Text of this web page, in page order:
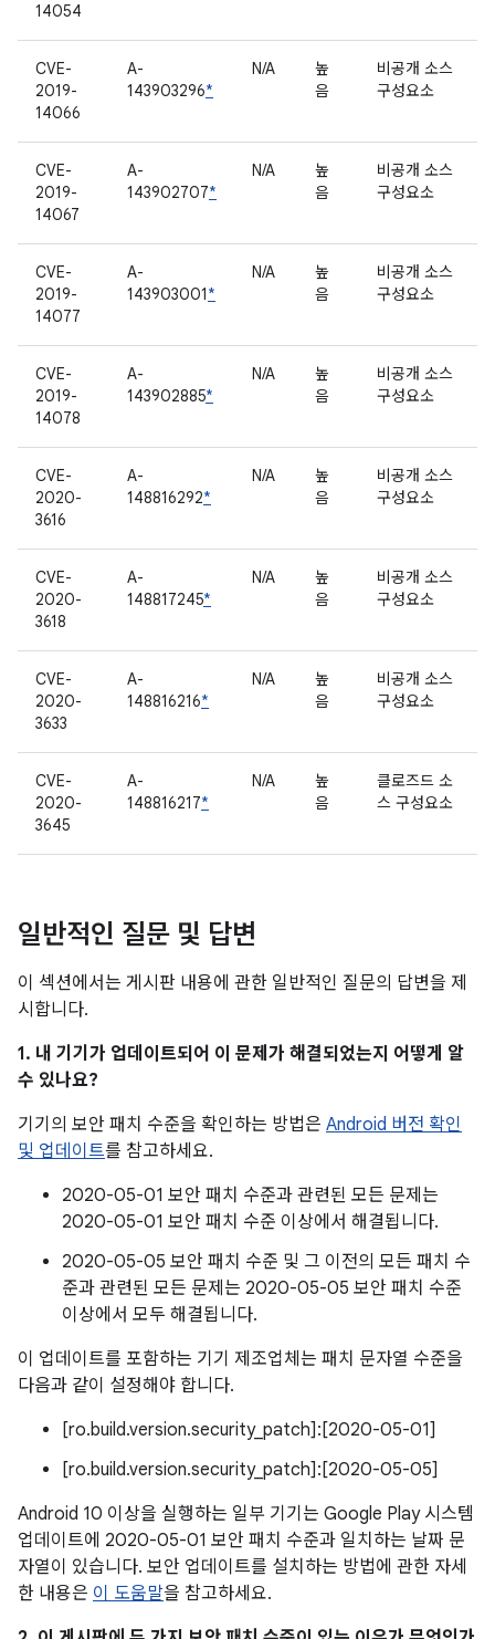
14054
CVE-
2019-
14066
A-
143903296*
N/A
높
음
비공개 소스
구성요소
CVE-
2019-
14067
A-
143902707*
N/A
높
음
비공개 소스
구성요소
CVE-
2019-
14077
A-
143903001*
N/A
높
음
비공개 소스
구성요소
CVE-
2019-
14078
A-
143902885*
N/A
높
음
비공개 소스
구성요소
CVE-
2020-
3616
A-
148816292*
N/A
높
음
비공개 소스
구성요소
CVE-
2020-
3618
A-
148817245*
N/A
높
음
비공개 소스
구성요소
CVE-
2020-
3633
A-
148816216*
N/A
높
음
비공개 소스
구성요소
CVE-
2020-
3645
A-
148816217*
N/A
높
음
클로즈드 소
스 구성요소
일반적인 질문 및 답변
이 섹션에서는 게시판 내용에 관한 일반적인 질문의 답변을 제
시합니다.
1. 내 기기가 업데이트되어 이 문제가 해결되었는지 어떻게 알
수 있나요?
기기의 보안 패치 수준을 확인하는 방법은 Android 버전 확인
및 업데이트를 참고하세요.
2020-05-01 보안 패치 수준과 관련된 모든 문제는
2020-05-01 보안 패치 수준 이상에서 해결됩니다.
2020-05-05 보안 패치 수준 및 그 이전의 모든 패치 수
준과 관련된 모든 문제는 2020-05-05 보안 패치 수준
이상에서 모두 해결됩니다.
이 업데이트를 포함하는 기기 제조업체는 패치 문자열 수준을
다음과 같이 설정해야 합니다.
[ro.build.version.security_patch]:[2020-05-01]
[ro.build.version.security_patch]:[2020-05-05]
Android 10 이상을 실행하는 일부 기기는 Google Play 시스템
업데이트에 2020-05-01 보안 패치 수준과 일치하는 날짜 문
자열이 있습니다. 보안 업데이트를 설치하는 방법에 관한 자세
한 내용은 이 도움말을 참고하세요.